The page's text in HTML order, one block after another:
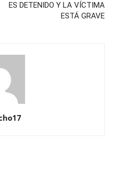
ES DETENIDO Y LA VÍCTIMA
ESTÁ GRAVE